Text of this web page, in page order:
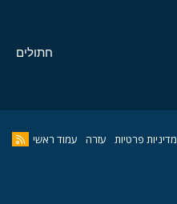
חתולים
מדיניות פרטיות עזרה עמוד ראשי